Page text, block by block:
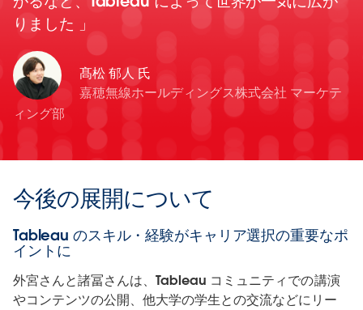
りました
髙松 郁人 氏
嘉穂無線ホールディングス株式会社 マーケテ
ィング部
今後の展開について
Tableau のスキル・経験がキャリア選択の重要なポ
イントに
外宮さんと諸冨さんは、Tableau コミュニティでの講演
やコンテンツの公開、他大学の学生との交流などにリー